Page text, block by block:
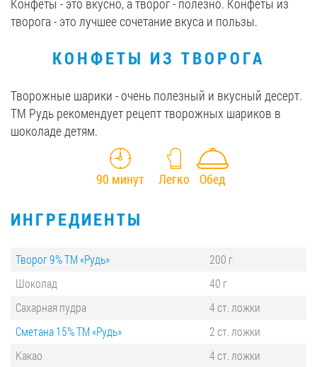
ЗАКАЗАТЬ ПРОДУКЦИЮ «РУДЬ»:
0412 48 28 17
Конфеты - это вкусно, а творог - полезно. Конфеты из
творога - это лучшее сочетание вкуса и пользы.
КОНФЕТЫ ИЗ ТВОРОГА
Творожные шарики - очень полезный и вкусный десерт.
ТМ Рудь рекомендует рецепт творожных шариков в
шоколаде детям.
90 минут Легко Обед
ИНГРЕДИЕНТЫ
Творог 9% ТМ «Рудь»
200 г
Шоколад
40 г
Сахарная пудра
4 ст. ложки
Сметана 15% ТМ «Рудь»
2 ст. ложки
Какао
4 ст. ложки